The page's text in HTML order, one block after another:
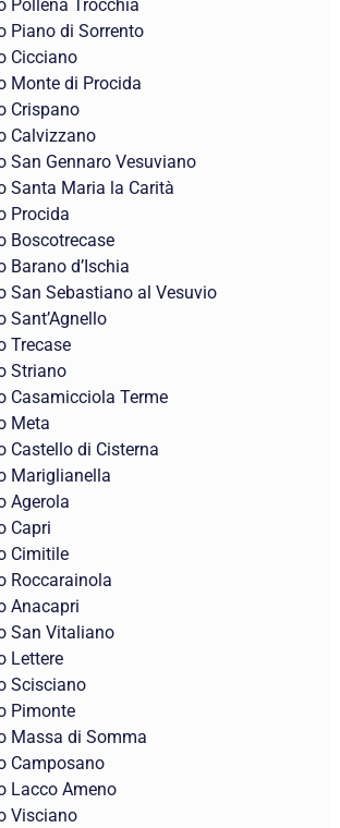
Pollena Trocchia
Piano di Sorrento
Cicciano
Monte di Procida
Crispano
Calvizzano
San Gennaro Vesuviano
Santa Maria la Carità
Procida
Boscotrecase
Barano d’Ischia
San Sebastiano al Vesuvio
Sant’Agnello
Trecase
Striano
Casamicciola Terme
Meta
Castello di Cisterna
Mariglianella
Agerola
Capri
Cimitile
Roccarainola
Anacapri
San Vitaliano
Lettere
Scisciano
Pimonte
Massa di Somma
Camposano
Lacco Ameno
Visciano